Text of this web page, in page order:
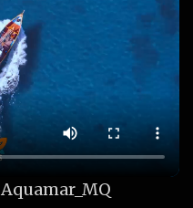
Aquamar_MQ